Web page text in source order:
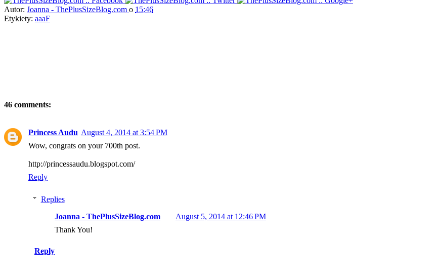
Autor: Joanna - ThePlusSizeBlog.com o 15:46
Etykiety: aaaF
46 comments:
Princess Audu August 4, 2014 at 3:54 PM
Wow, congrats on your 700th post.
http://princessaudu.blogspot.com/
Reply
Replies
Joanna - ThePlusSizeBlog.com
August 5, 2014 at 12:46 PM
Thank You!
Reply